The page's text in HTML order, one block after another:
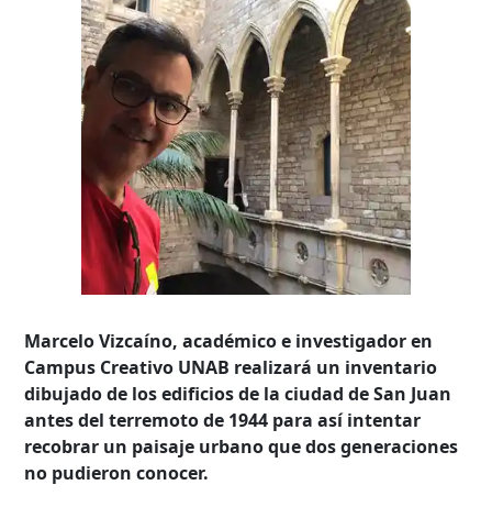
Marcelo Vizcaíno, académico e investigador en
Campus Creativo UNAB realizará un inventario
dibujado de los edificios de la ciudad de San Juan
antes del terremoto de 1944 para así intentar
recobrar un paisaje urbano que dos generaciones
no pudieron conocer.